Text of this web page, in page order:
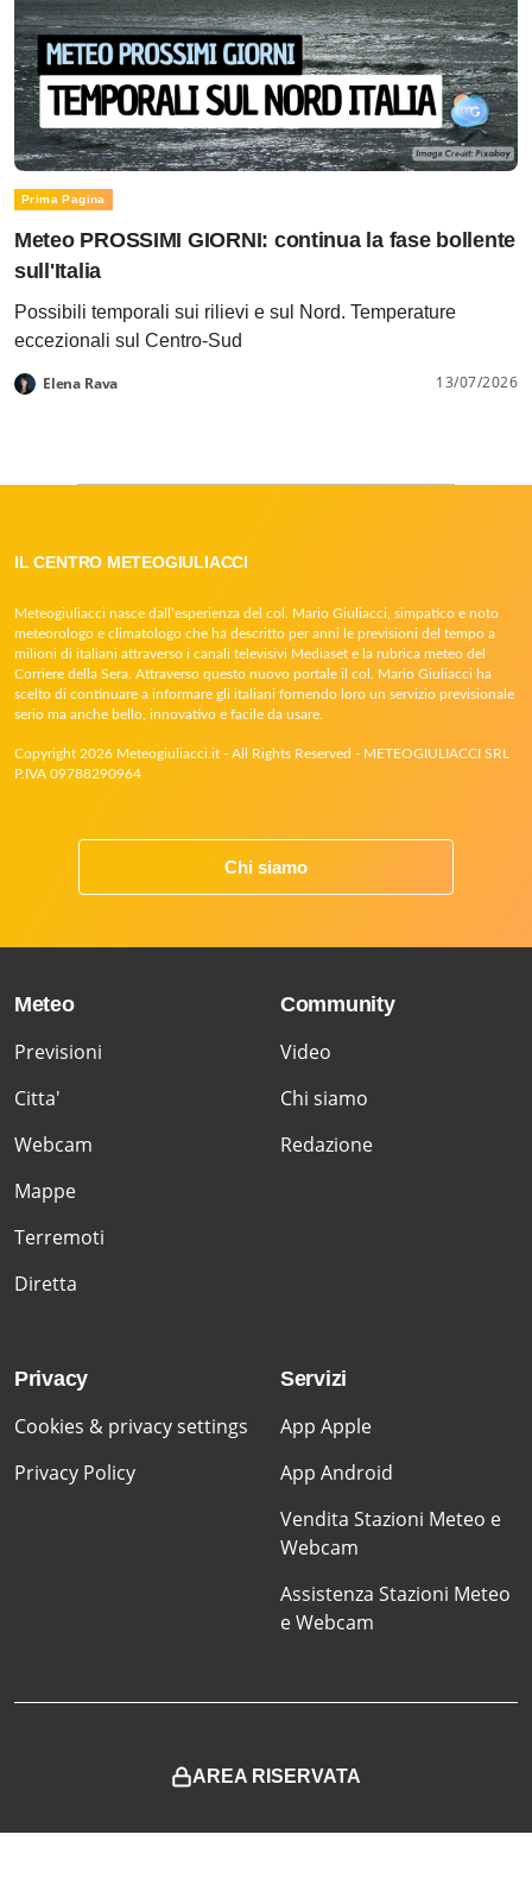
Prima Pagina
Meteo PROSSIMI GIORNI: continua la fase bollente
sull'Italia
Possibili temporali sui rilievi e sul Nord. Temperature
eccezionali sul Centro-Sud
Elena Rava 13/07/2026
IL CENTRO METEOGIULIACCI
Meteogiuliacci nasce dall’esperienza del col. Mario Giuliacci, simpatico e noto
meteorologo e climatologo che ha descritto per anni le previsioni del tempo a
milioni di italiani attraverso i canali televisivi Mediaset e la rubrica meteo del
Corriere della Sera. Attraverso questo nuovo portale il col. Mario Giuliacci ha
scelto di continuare a informare gli italiani fornendo loro un servizio previsionale
serio ma anche bello, innovativo e facile da usare.
Copyright 2026 Meteogiuliacci.it - All Rights Reserved - METEOGIULIACCI SRL
P.IVA 09788290964
Chi siamo
Meteo
Previsioni
Citta'
Webcam
Mappe
Terremoti
Diretta
Community
Video
Chi siamo
Redazione
Privacy
Cookies & privacy settings
Privacy Policy
Servizi
App Apple
App Android
Vendita Stazioni Meteo e
Webcam
Assistenza Stazioni Meteo
e Webcam
AREA RISERVATA